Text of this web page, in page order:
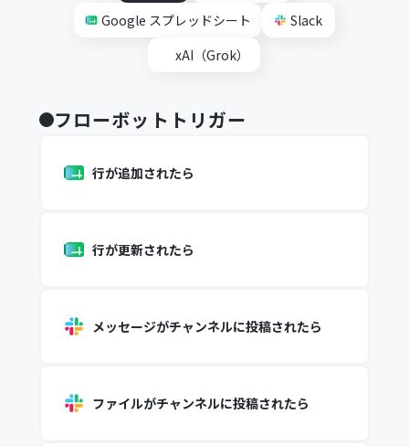
Google スプレッドシート
Slack
xAI（Grok）
フローボットトリガー
行が追加されたら
行が更新されたら
メッセージがチャンネルに投稿されたら
ファイルがチャンネルに投稿されたら